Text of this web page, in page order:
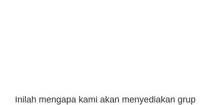
Inilah mengapa kami akan menyediakan grup